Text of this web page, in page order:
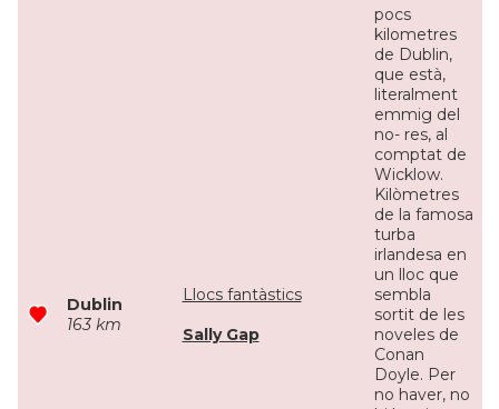
Dublin
163 km
Llocs fantàstics
Sally Gap
pocs
kilometres
de Dublin,
que està,
literalment
emmig del
no- res, al
comptat de
Wicklow.
Kilòmetres
de la famosa
turba
irlandesa en
un lloc que
sembla
sortit de les
noveles de
Conan
Doyle. Per
no haver, no